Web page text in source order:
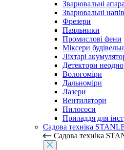
Зварювальні
Зварювальні
Фрезери
Паяльники
Промислові фени
Міксери
Ліхтарі
Детектори
Вологоміри
Дальноміри
Лазери
Вентилятори
Пилососи
Приладдя для
Садова техніка
Садова техніка